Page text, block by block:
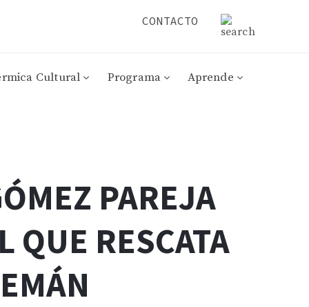
CONTACTO
Cultural Programa Aprende
PAREJA
QUE RESCATA